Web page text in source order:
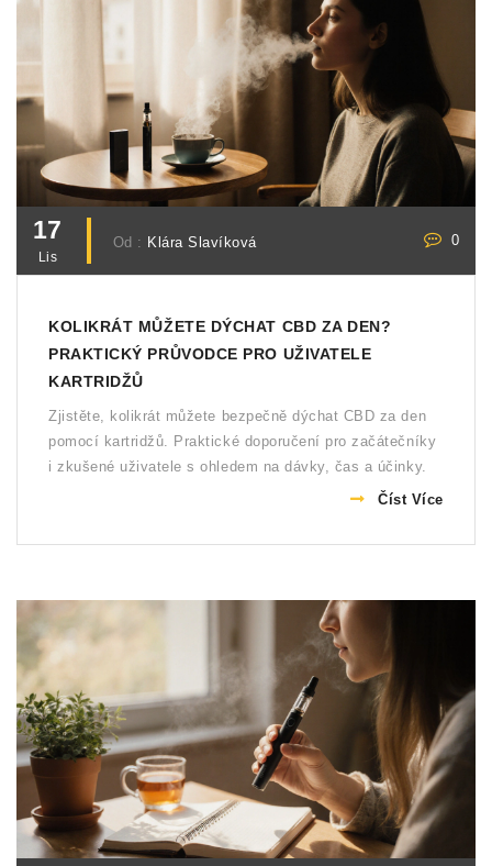
17
Lis
Od : Klára Slavíková 0
KOLIKRÁT MŮŽETE DÝCHAT CBD ZA DEN?
PRAKTICKÝ PRŮVODCE PRO UŽIVATELE
KARTRIDŽŮ
Zjistěte, kolikrát můžete bezpečně dýchat CBD za den
pomocí kartridžů. Praktické doporučení pro začátečníky
i zkušené uživatele s ohledem na dávky, čas a účinky.
Číst Více